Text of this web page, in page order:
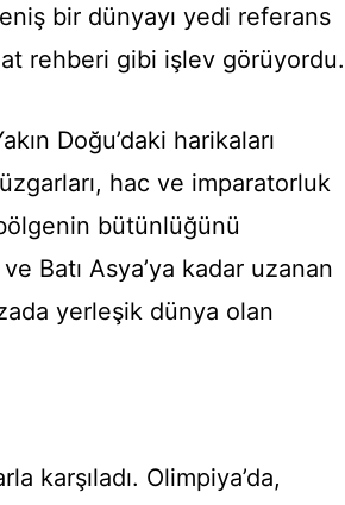
bir dünyayı yedi referans
rehberi gibi işlev görüyordu.
Doğu’daki harikaları
hac ve imparatorluk
bütünlüğünü
Batı Asya’ya kadar uzanan
yerleşik dünya olan
karşıladı. Olimpiya’da,